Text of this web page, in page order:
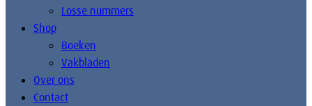
Losse nummers
Shop
Boeken
Vakbladen
Over ons
Contact